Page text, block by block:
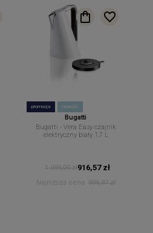
promocja nowość
Bugatti
Bugatti - Vera Easy czajnik
elektryczny biały 1,7 L
1 099,00 zł916,57 zł
Najniższa cena: 999,97 zł